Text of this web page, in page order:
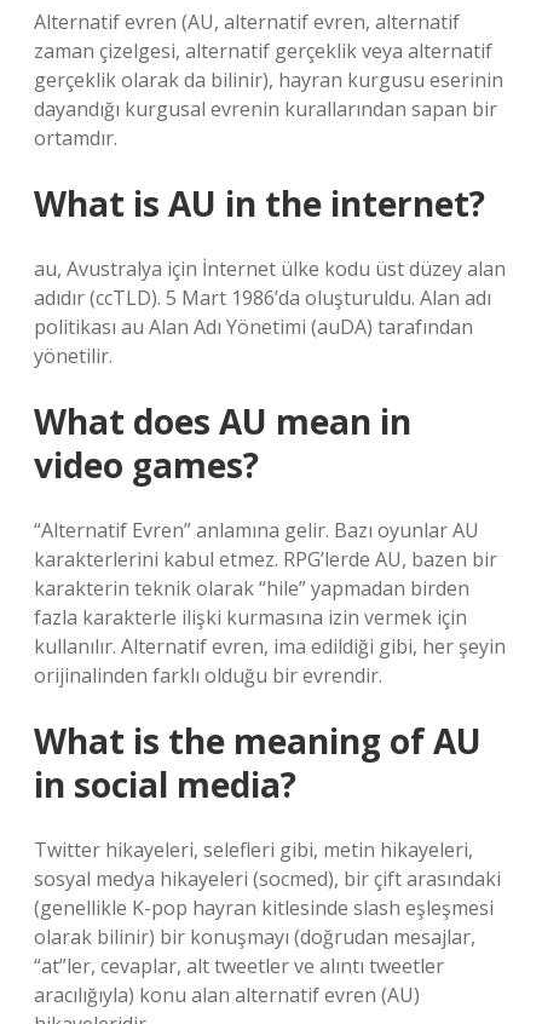
Alternatif evren (AU, alternatif evren, alternatif
zaman çizelgesi, alternatif gerçeklik veya alternatif
gerçeklik olarak da bilinir), hayran kurgusu eserinin
dayandığı kurgusal evrenin kurallarından sapan bir
ortamdır.
What is AU in the internet?
au, Avustralya için İnternet ülke kodu üst düzey alan
adıdır (ccTLD). 5 Mart 1986’da oluşturuldu. Alan adı
politikası au Alan Adı Yönetimi (auDA) tarafından
yönetilir.
What does AU mean in
video games?
“Alternatif Evren” anlamına gelir. Bazı oyunlar AU
karakterlerini kabul etmez. RPG’lerde AU, bazen bir
karakterin teknik olarak “hile” yapmadan birden
fazla karakterle ilişki kurmasına izin vermek için
kullanılır. Alternatif evren, ima edildiği gibi, her şeyin
orijinalinden farklı olduğu bir evrendir.
What is the meaning of AU
in social media?
Twitter hikayeleri, selefleri gibi, metin hikayeleri,
sosyal medya hikayeleri (socmed), bir çift arasındaki
(genellikle K-pop hayran kitlesinde slash eşleşmesi
olarak bilinir) bir konuşmayı (doğrudan mesajlar,
“at”ler, cevaplar, alt tweetler ve alıntı tweetler
aracılığıyla) konu alan alternatif evren (AU)